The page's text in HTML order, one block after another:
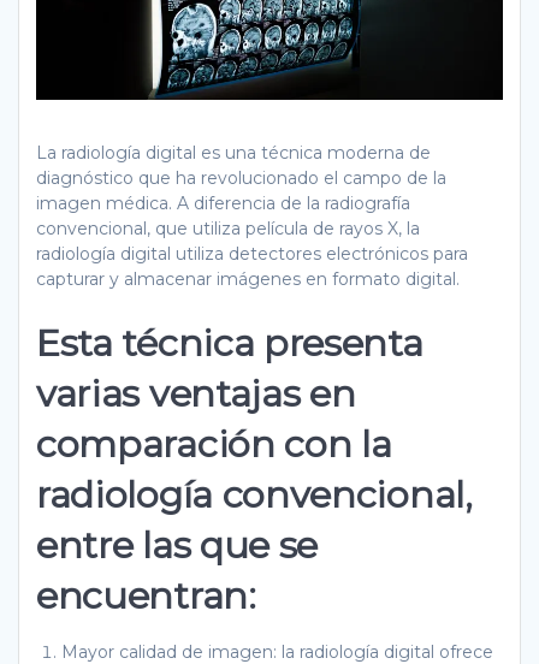
La radiología digital es una técnica moderna de
diagnóstico que ha revolucionado el campo de la
imagen médica. A diferencia de la radiografía
convencional, que utiliza película de rayos X, la
radiología digital utiliza detectores electrónicos para
capturar y almacenar imágenes en formato digital.
Esta técnica presenta
varias ventajas en
comparación con la
radiología convencional,
entre las que se
encuentran:
Mayor calidad de imagen: la radiología digital ofrece